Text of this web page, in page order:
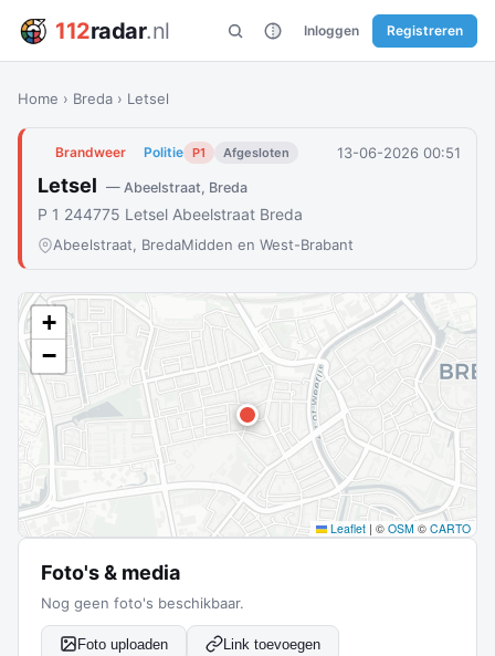
112radar.nl Inloggen Registreren
Home › Breda › Letsel
Brandweer Politie P1 Afgesloten 13-06-2026 00:51
Letsel — Abeelstraat, Breda
P 1 244775 Letsel Abeelstraat Breda
Abeelstraat, BredaMidden en West-Brabant
+
−
Leaflet | © OSM © CARTO
Foto's & media
Nog geen foto's beschikbaar.
Foto uploaden Link toevoegen